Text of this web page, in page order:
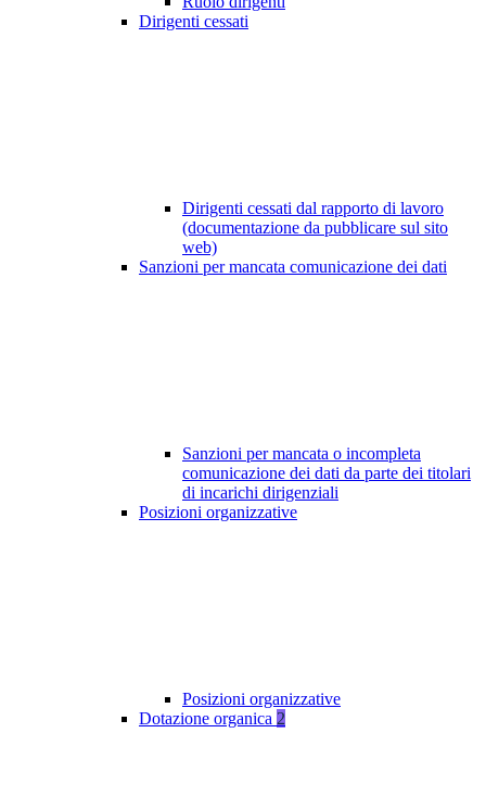
Dirigenti cessati
Dirigenti cessati dal rapporto di lavoro
(documentazione da pubblicare sul sito
web)
Sanzioni per mancata comunicazione dei dati
Sanzioni per mancata o incompleta
comunicazione dei dati da parte dei titolari
di incarichi dirigenziali
Posizioni organizzative
Posizioni organizzative
Dotazione organica 2